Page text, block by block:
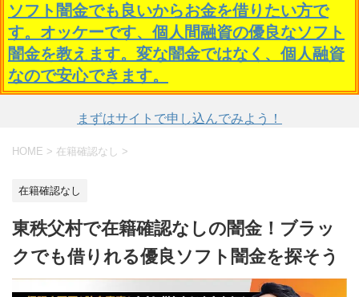
ソフト闇金でも良いからお金を借りたい方で
す。オッケーです、個人間融資の優良なソフト
闇金を教えます。変な闇金ではなく、個人融資
なので安心できます。
まずはサイトで申し込んでみよう！
HOME > 在籍確認なし >
在籍確認なし
東秩父村で在籍確認なしの闇金！ブラッ
クでも借りれる優良ソフト闇金を探そう